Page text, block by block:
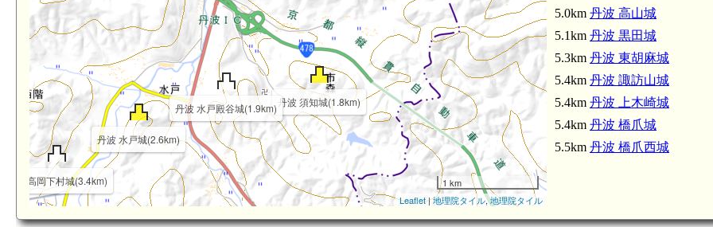
丹波 須知城(1.8km)
丹波 水戸殿谷城(1.9km)
丹波 水戸城(2.6km)
丹波 高岡下村城(3.4km)
1 km
Leaflet|地理院タイル,地理院タイル
5.0km 丹波 高山城
5.1km 丹波 黒田城
5.3km 丹波 東胡麻城
5.4km 丹波 諏訪山城
5.4km 丹波 上木崎城
5.4km 丹波 橋爪城
5.5km 丹波 橋爪西城